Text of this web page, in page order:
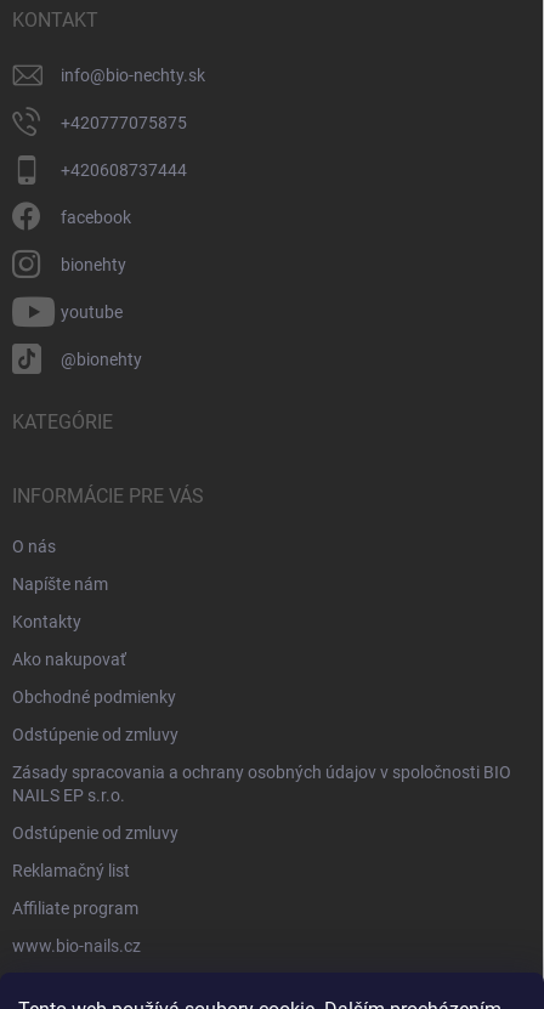
KONTAKT
info@bio-nechty.sk
+420777075875
+420608737444
facebook
bionehty
youtube
@bionehty
KATEGÓRIE
INFORMÁCIE PRE VÁS
O nás
Napíšte nám
Kontakty
Ako nakupovať
Obchodné podmienky
Odstúpenie od zmluvy
Zásady spracovania a ochrany osobných údajov v spoločnosti BIO
NAILS EP s.r.o.
Odstúpenie od zmluvy
Reklamačný list
Affiliate program
www.bio-nails.cz